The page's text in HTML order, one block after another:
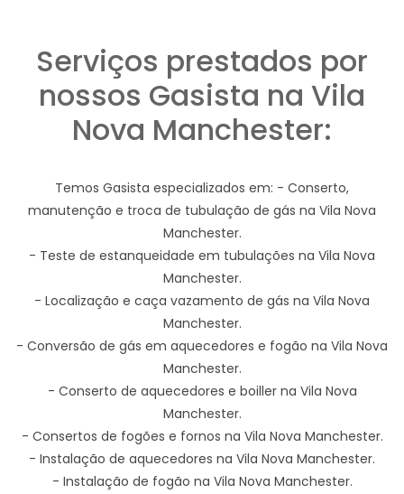
Serviços prestados por
nossos Gasista na Vila
Nova Manchester:
Temos Gasista especializados em: - Conserto,
manutenção e troca de tubulação de gás na Vila Nova
Manchester.
- Teste de estanqueidade em tubulações na Vila Nova
Manchester.
- Localização e caça vazamento de gás na Vila Nova
Manchester.
- Conversão de gás em aquecedores e fogão na Vila Nova
Manchester.
- Conserto de aquecedores e boiller na Vila Nova
Manchester.
- Consertos de fogões e fornos na Vila Nova Manchester.
- Instalação de aquecedores na Vila Nova Manchester.
- Instalação de fogão na Vila Nova Manchester.